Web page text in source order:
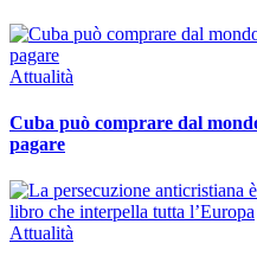
Attualità
Cuba può comprare dal
pagare
Attualità